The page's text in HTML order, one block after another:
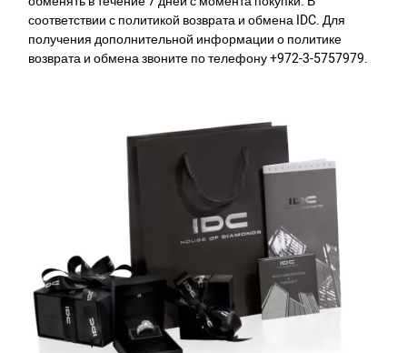
соответствии с политикой возврата и обмена IDC. Для
получения дополнительной информации о политике
возврата и обмена звоните по телефону +972-3-5757979.